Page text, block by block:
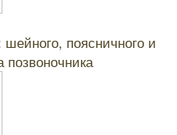
поясничного и
позвоночника